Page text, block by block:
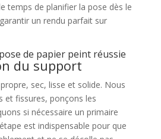
temps de planifier la pose dès le
un rendu parfait sur
de papier peint réussie
du support
sec, lisse et solide. Nous
et fissures, ponçons les
si nécessaire un primaire
est indispensable pour que